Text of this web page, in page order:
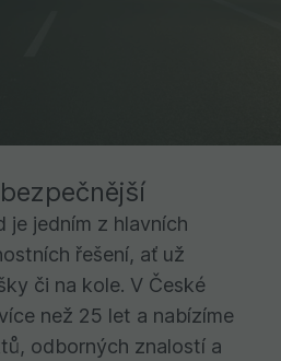
je jedním z hlavních
řešení, ať už
či na kole. V České
než 25 let a nabízíme
odborných znalostí a